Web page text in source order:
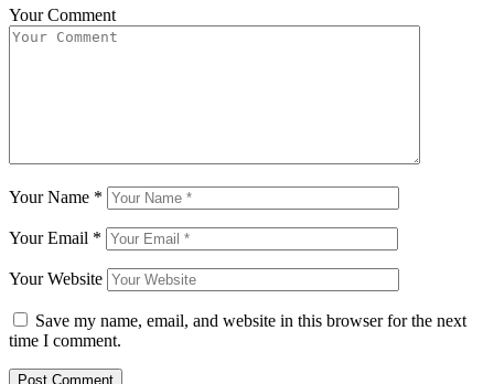
Your Comment
Your Name *
Your Email *
Your Website
Save my name, email, and website in this browser for the next
time I comment.